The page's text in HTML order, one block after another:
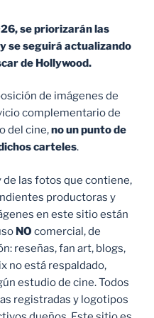
se priorizarán las
se seguirá actualizando
de Hollywood.
de imágenes de
complementario de
del cine,no un punto de
carteles.
las fotos que contiene,
productoras y
en este sitio están
NO comercial, de
reseñas, fan art, blogs,
no está respaldado,
estudio de cine. Todos
registradas y logotipos